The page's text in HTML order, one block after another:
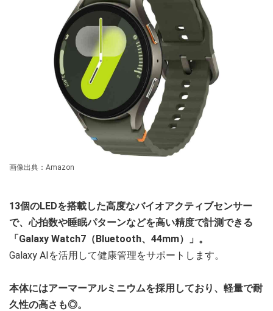
画像出典：Amazon
13個のLEDを搭載した高度なバイオアクティブセンサー
で、心拍数や睡眠パターンなどを高い精度で計測できる
「Galaxy Watch7（Bluetooth、44mm）」。
Galaxy AIを活用して健康管理をサポートします。
本体にはアーマーアルミニウムを採用しており、軽量で耐
久性の高さも◎。